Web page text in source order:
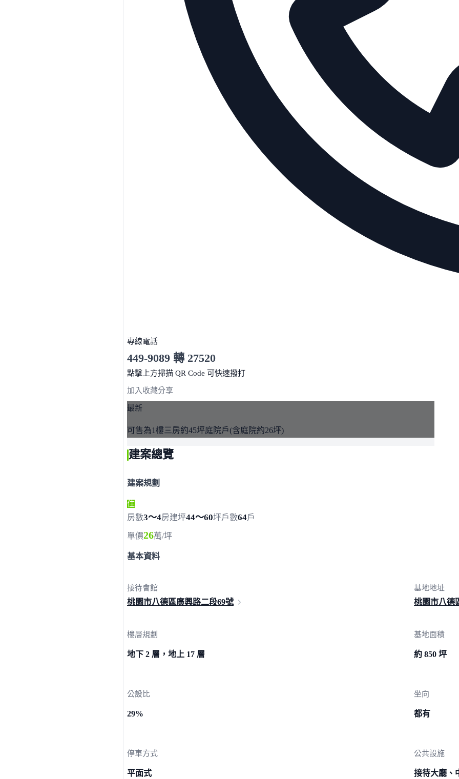
專線電話
449-9089 轉 27520
服務時間 10:00～19:00
點擊上方掃描 QR Code 可快速撥打
加入收藏分享
最新
可售為1樓三房約45坪庭院戶(含庭院約26坪)
建案總覽
建案規劃
住
房數3～4房建坪44～60坪戶數64戶
單價26萬/坪
基本資料
接待會館
桃園市八德區廣興路二段69號
基地地址
桃園市八德
樓層規劃
地下 2 層，地上 17 層
基地面積
約 850 坪
公設比
29%
坐向
都有
停車方式
平面式
公共設施
接待大廳、